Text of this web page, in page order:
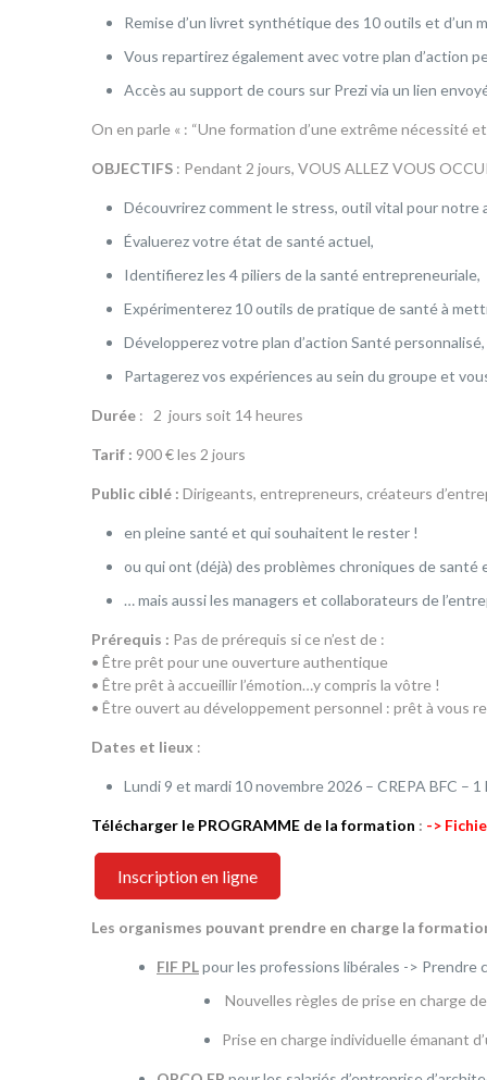
Remise d’un livret synthétique des 10 outils et d’un
Vous repartirez également avec votre plan d’action
Accès au support de cours sur Prezi via un lien
On en parle « : “Une formation d’une extrême nécessité
OBJECTIFS : Pendant 2 jours, VOUS ALLEZ VOUS
Découvrirez comment le stress, outil vital pour notre
Évaluerez votre état de santé actuel,
Identifierez les 4 piliers de la santé entrepreneuriale,
Expérimenterez 10 outils de pratique de santé à
Développerez votre plan d’action Santé personnalisé,
Partagerez vos expériences au sein du groupe et
Durée : 2 jours soit 14 heures
Tarif : 900 € les 2 jours
Public ciblé : Dirigeants, entrepreneurs, créateurs
en pleine santé et qui souhaitent le rester !
ou qui ont (déjà) des problèmes chroniques de
… mais aussi les managers et collaborateurs de
Prérequis : Pas de prérequis si ce n’est de :
• Être prêt pour une ouverture authentique
• Être prêt à accueillir l’émotion…y compris la vôtre !
• Être ouvert au développement personnel : prêt à vous
Dates et lieux :
Lundi 9 et mardi 10 novembre 2026 – CREPA BFC –
Télécharger le PROGRAMME de la formation : ->
Inscription en ligne
Les organismes pouvant prendre en charge la
FIF PLpour les professions libérales -> Prendre
Nouvelles règles de prise en charge
Prise en charge individuelle émanant